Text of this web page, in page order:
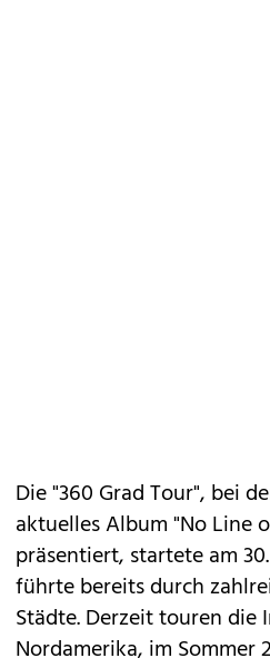
Die "360 Grad Tour", bei
aktuelles Album "No Line
präsentiert, startete am
führte bereits durch
Städte. Derzeit touren die
Nordamerika, im Sommer